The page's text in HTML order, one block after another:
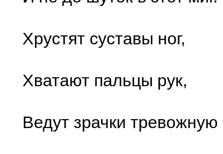
Хрустят суставы ног,
Хватают пальцы рук,
Ведут зрачки тревожную